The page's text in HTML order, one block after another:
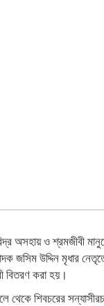
অসহায় ও শ্রমজীবী
জসিম উদ্দিন মৃধার
বিতরণ করা হয়।
থেকে শিবচরের